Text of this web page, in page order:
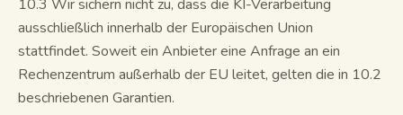
10.3 Wir sichern nicht zu, dass die KI-Verarbeitung
ausschließlich innerhalb der Europäischen Union
stattfindet. Soweit ein Anbieter eine Anfrage an ein
Rechenzentrum außerhalb der EU leitet, gelten die in 10.2
beschriebenen Garantien.